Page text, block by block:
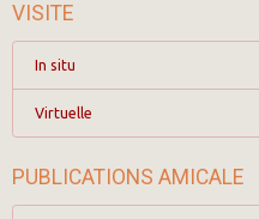
VISITE
In situ
Virtuelle
PUBLICATIONS AMICALE